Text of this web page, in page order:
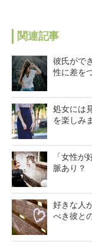
関連記事
彼氏がで
性に差を
処女には
を楽しみ
「女性が
脈あり？
好きな人
べき彼と